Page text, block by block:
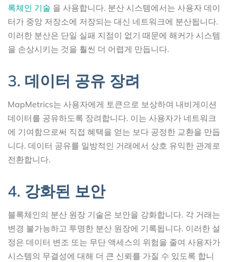
록체인 기술 을 사용합니다. 분산 시스템에서는 사용자 데이
터가 중앙 저장소에 저장되는 대신 네트워크에 분산됩니다.
이러한 분산은 단일 실패 지점이 없기 때문에 해커가 시스템
을 손상시키는 것을 훨씬 더 어렵게 만듭니다.
3. 데이터 공유 장려
MapMetrics는 사용자에게 토큰으로 보상하여 내비게이션
데이터를 공유하도록 장려합니다. 이는 사용자가 네트워크
에 기여함으로써 직접 혜택을 얻는 보다 공정한 교환을 만듭
니다. 데이터 공유를 일방적인 거래에서 상호 유익한 관계로
전환합니다.
4. 강화된 보안
블록체인의 분산 원장 기술은 보안을 강화합니다. 각 거래는
변경 불가능하고 투명한 분산 원장에 기록됩니다. 이러한 설
정은 데이터 변조 또는 무단 액세스의 위험을 줄여 사용자가
시스템의 무결성에 대해 더 큰 신뢰를 가질 수 있도록 합니